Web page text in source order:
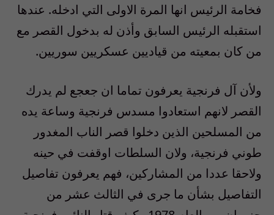
فخامة الرئيس انها المرة الاولى التي ادخله. عندها
استقبله الرئيس السابق وأذن له بدخول القصر مع
من كان بمعيته من قياديين عسكريين سوريين.
ولأن آل فرنجية يعرفون تماما ان جعجع لم يدرك
القصر لانهم استعادوا مسدس فرنجية وساعة يده
من المسلحين الذين دخلوا قصر الناب المغدور
طوني فرنجية، ولان السلطات اوقفت في حينه
ولاحقا عددا من المشاركين، فهم يعرفون تفاصيل
التفاصيل بشأن ما جرى في الثالث عشر من